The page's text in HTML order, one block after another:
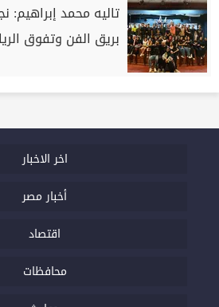
تاليه محمد
بريق الفن وتفوق
اخر الاخبار
أخبار مصر
اقتصاد
محافظات